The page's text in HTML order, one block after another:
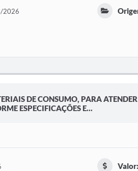
2026
DE CONSUMO, PARA
ESPECIFICAÇÕES E...
Valor: